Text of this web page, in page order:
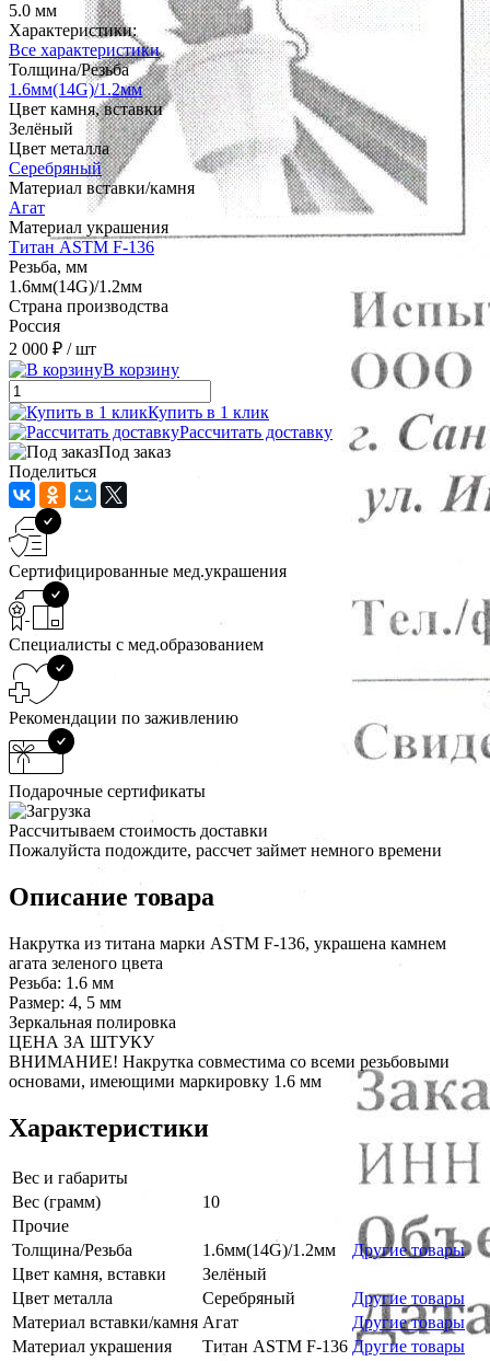
5.0 мм
Характеристики:
Все характеристики
Толщина/Резьба
1.6мм(14G)/1.2мм
Цвет камня, вставки
Зелёный
Цвет металла
Серебряный
Материал вставки/камня
Агат
Материал украшения
Титан ASTM F-136
Резьба, мм
1.6мм(14G)/1.2мм
Страна производства
Россия
2 000 ₽ / шт
В корзину
Купить в 1 клик
Рассчитать доставку
Под заказ
Поделиться
Сертифицированные мед.украшения
Специалисты с мед.образованием
Рекомендации по заживлению
Подарочные сертификаты
Рассчитываем стоимость доставки
Пожалуйста подождите, рассчет займет немного времени
Описание товара
Накрутка из титана марки ASTM F-136, украшена камнем
агата зеленого цвета
Резьба: 1.6 мм
Размер: 4, 5 мм
Зеркальная полировка
ЦЕНА ЗА ШТУКУ
ВНИМАНИЕ! Накрутка совместима со всеми резьбовыми
основами, имеющими маркировку 1.6 мм
Характеристики
Вес и габариты
Вес (грамм)
10
Прочие
Толщина/Резьба
1.6мм(14G)/1.2мм
Другие товары
Цвет камня, вставки
Зелёный
Цвет металла
Серебряный
Другие товары
Материал вставки/камня Агат
Другие товары
Материал украшения
Титан ASTM F-136 Другие товары